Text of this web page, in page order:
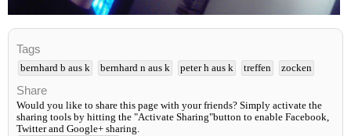
Tags
bernhard b aus k bernhard n aus k peter h aus k treffen zocken
Share
Would you like to share this page with your friends? Simply activate the
sharing tools by hitting the "Activate Sharing"button to enable Facebook,
Twitter and Google+ sharing.